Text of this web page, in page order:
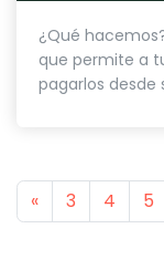
¿Qué
que permite a
pagarlos desde
«Previous
3 4 5